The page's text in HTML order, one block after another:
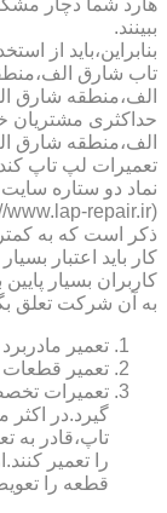
ببینند.
بنابراین،باید از
تاب شارق
الف،منطقه شارق
حداکثری مشتریان
الف،منطقه شارق
تعمیرات لپ تاپ
نماد دو ستاره
ذکر است که به
کار باید اعتبار
کاربران بسیار
به آن شرکت تعلق
تعمیر
تعمیر
تعمیرات
گیرد.در
تاپ،قادر به
را تعمیر
قطعه را